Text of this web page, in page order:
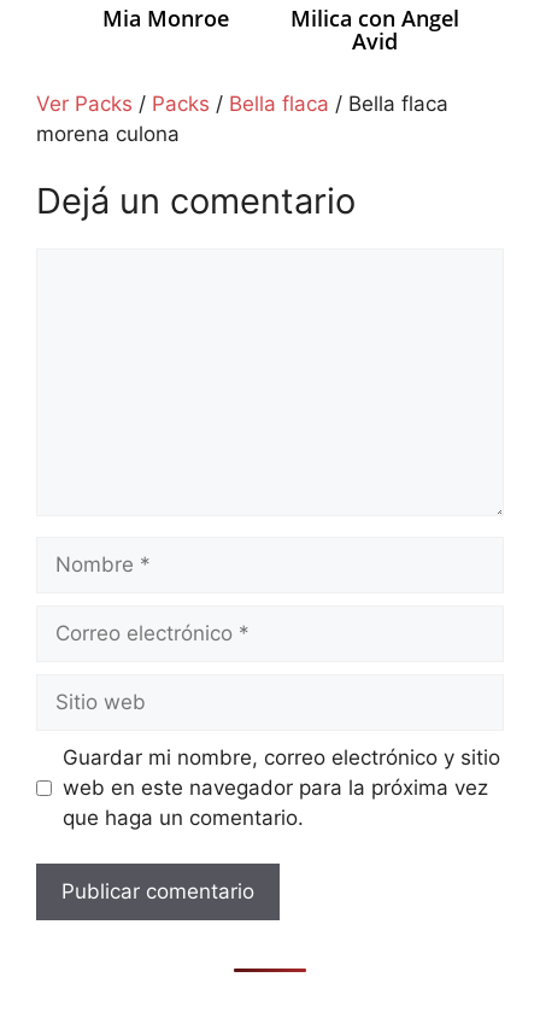
Mia Monroe Milica con Angel
Avid
Ver Packs / Packs / Bella flaca / Bella flaca
morena culona
Dejá un comentario
electrónico
web
Guardar mi nombre, correo electrónico y sitio
web en este navegador para la próxima vez
que haga un comentario.